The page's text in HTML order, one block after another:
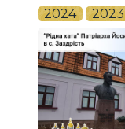
2024 2023